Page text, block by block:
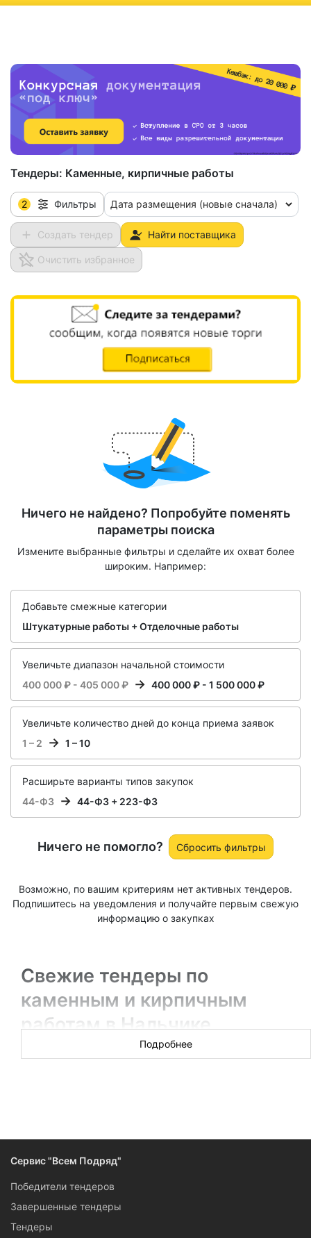
Тендеры: Каменные, кирпичные работы
2 Фильтры Дата размещения (новые сначала)
Создать тендер Найти поставщика
Очистить избранное
Ничего не найдено? Попробуйте поменять
параметры поиска
Измените выбранные фильтры и сделайте их охват более
широким. Например:
Добавьте смежные категории
Штукатурные работы + Отделочные работы
Увеличьте диапазон начальной стоимости
400 000 ₽ - 405 000 ₽
400 000 ₽ - 1 500 000 ₽
Увеличьте количество дней до конца приема заявок
1 – 2
1 – 10
Расширьте варианты типов закупок
44-ФЗ
44-ФЗ + 223-ФЗ
Ничего не помогло? Сбросить фильтры
Возможно, по вашим критериям нет активных тендеров.
Подпишитесь на уведомления и получайте первым свежую
информацию о закупках
Свежие тендеры по
каменным и кирпичным
работам в Нальчике
данные, конкурсная документация, ссылки на ресурсы, на
которых проходят торги.
Подробнее
Сервис "Всем Подряд"
Победители тендеров
Завершенные тендеры
Тендеры